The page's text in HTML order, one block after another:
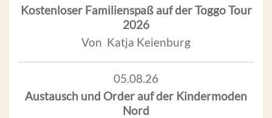
Kostenloser Familienspaß auf der Toggo Tour
2026
Von Katja Keienburg
05.08.26
Austausch und Order auf der Kindermoden
Nord